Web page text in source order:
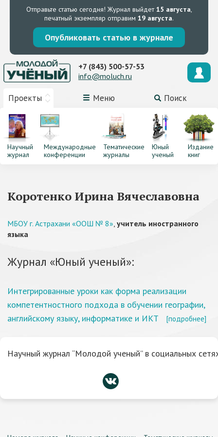
Отправьте статью сегодня! Журнал выйдет15 августа,
печатный экземпляр отправим 19 августа.
Опубликовать статью в журнале
Проекты Меню Поиск
+7 (843) 500-57-53
info@moluch.ru
Научный
журнал
Международные
конференции
Тематические
журналы
Юный
ученый
Издание
книг
Коротенко Ирина Вячеславовна
МБОУ г. Астрахани «ООШ № 8», учитель иностранного
языка
Журнал «Юный ученый»:
Интегрированные уроки как форма реализации
компетентностного подхода в обучении географии,
английскому языку, информатике и ИКТ
[подробнее]
Научный журнал “Молодой ученый” в социальных